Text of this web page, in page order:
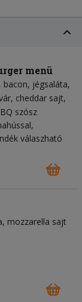
menü
bacon jégsaláta
cheddar sajt
szósz
válaszható
mozzarella sajt